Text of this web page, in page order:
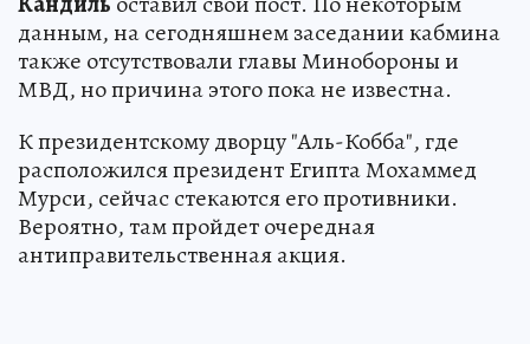
данным, на сегодняшнем заседании кабмина
также отсутствовали главы Минобороны и
МВД, но причина этого пока не известна.
К президентскому дворцу "Аль-Кобба", где
расположился президент Египта Мохаммед
Мурси, сейчас стекаются его противники.
Вероятно, там пройдет очередная
антиправительственная акция.